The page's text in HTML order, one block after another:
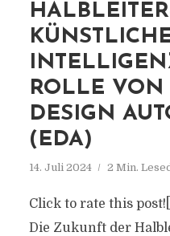
ROLLE VON
DESIGN
(EDA)
14. Juli 2024 2 Min.
Click to rate this
Die Zukunft der